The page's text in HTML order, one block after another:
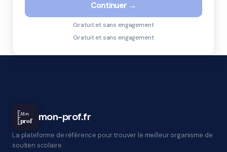
Continuer →
Gratuit et sans engagement
Gratuit et sans engagement
Mon
prof mon-prof.fr
La plateforme de référence pour trouver le meilleur organisme de
soutien scolaire.